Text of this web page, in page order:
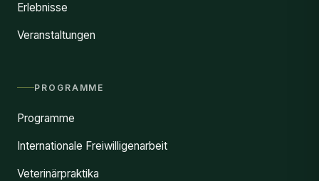
Erlebnisse
Veranstaltungen
PROGRAMME
Programme
Internationale Freiwilligenarbeit
Veterinärpraktika